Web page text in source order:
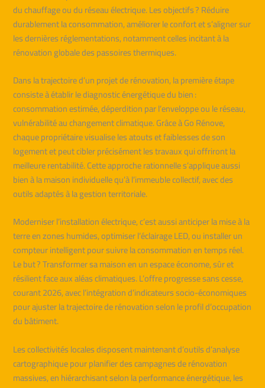
du chauffage ou du réseau électrique. Les objectifs ? Réduire
durablement la consommation, améliorer le confort et s’aligner sur
les dernières réglementations, notamment celles incitant à la
rénovation globale des passoires thermiques.
Dans la trajectoire d’un projet de rénovation, la première étape
consiste à établir le diagnostic énergétique du bien :
consommation estimée, déperdition par l’enveloppe ou le réseau,
vulnérabilité au changement climatique. Grâce à Go Rénove,
chaque propriétaire visualise les atouts et faiblesses de son
logement et peut cibler précisément les travaux qui offriront la
meilleure rentabilité. Cette approche rationnelle s’applique aussi
bien à la maison individuelle qu’à l’immeuble collectif, avec des
outils adaptés à la gestion territoriale.
Moderniser l’installation électrique, c’est aussi anticiper la mise à la
terre en zones humides, optimiser l’éclairage LED, ou installer un
compteur intelligent pour suivre la consommation en temps réel.
Le but ? Transformer sa maison en un espace économe, sûr et
résilient face aux aléas climatiques. L’offre progresse sans cesse,
courant 2026, avec l’intégration d’indicateurs socio-économiques
pour ajuster la trajectoire de rénovation selon le profil d’occupation
du bâtiment.
Les collectivités locales disposent maintenant d’outils d’analyse
cartographique pour planifier des campagnes de rénovation
massives, en hiérarchisant selon la performance énergétique, les